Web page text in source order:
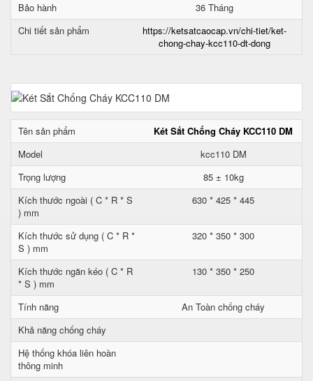
Bảo hành
36 Tháng
Chi tiết sản phẩm
https://ketsatcaocap.vn/chi-tiet/ket-
chong-chay-kcc110-dt-dong
Tên sản phẩm
Két Sắt Chống Cháy KCC110 DM
Model
kcc110 DM
Trọng lượng
85 ± 10kg
Kích thước ngoài ( C * R * S
) mm
630 * 425 * 445
Kích thước sử dụng ( C * R *
S ) mm
320 * 350 * 300
Kích thước ngăn kéo ( C * R
* S ) mm
130 * 350 * 250
Tính năng
An Toàn chống cháy
Khả năng chống cháy
Hệ thống khóa liên hoàn
thông minh